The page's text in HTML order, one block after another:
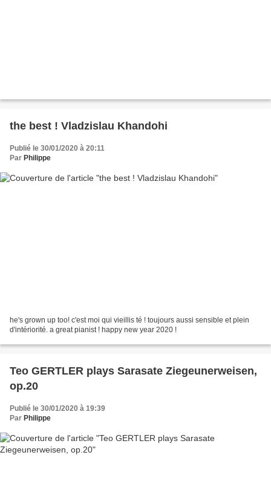
the best ! Vladzislau Khandohi
Publié le 30/01/2020 à 20:11
Par Philippe
he's grown up too! c'est moi qui vieillis té ! toujours aussi sensible et plein
d'intériorité. a great pianist ! happy new year 2020 !
Teo GERTLER plays Sarasate Ziegeunerweisen,
op.20
Publié le 30/01/2020 à 19:39
Par Philippe